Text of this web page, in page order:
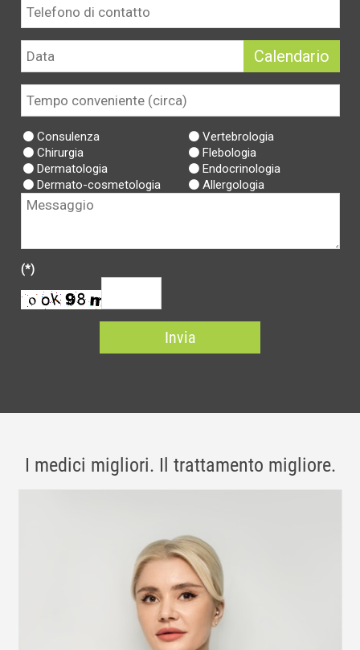
Consulenza
Chirurgia
Dermatologia
Dermato-cosmetologia
Vertebrologia
Flebologia
Endocrinologia
Allergologia
(*)
Invia
I medici migliori. Il trattamento migliore.